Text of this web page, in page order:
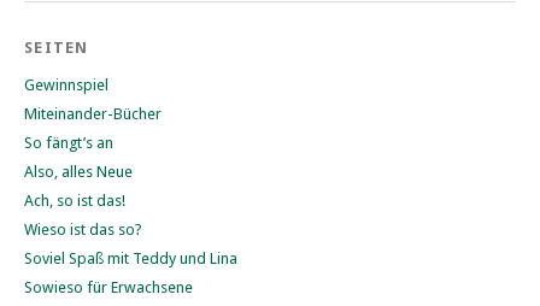
SEITEN
Gewinnspiel
Miteinander-Bücher
So fängt’s an
Also, alles Neue
Ach, so ist das!
Wieso ist das so?
Soviel Spaß mit Teddy und Lina
Sowieso für Erwachsene